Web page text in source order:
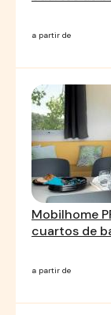
a partir de
Mobilhome
cuartos de
a partir de